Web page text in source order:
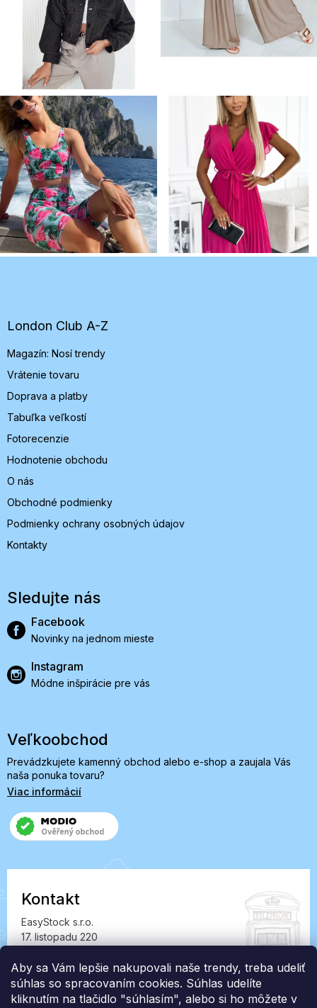
Aby sa Vám lepšie nakupovali naše trendy, treba udeliť
súhlas so spracovaním cookies. Súhlas udelíte
kliknutím na tlačidlo "súhlasím", alebo si ho môžete v
e
London Club A-Z
Magazín: Nosí trendy
Vrátenie tovaru
Doprava a platby
Tabuľka veľkostí
Fotorecenzie
Hodnotenie obchodu
O nás
Obchodné podmienky
Podmienky ochrany osobných údajov
Kontakty
Sledujte nás
Facebook
Novinky na jednom mieste
Instagram
Módne inšpirácie pre vás
Veľkoobchod
Prevádzkujete kamenný obchod alebo e-shop a zaujala Vás
naša ponuka tovaru?
Viac informácií
Kontakt
EasyStock s.r.o.
17. listopadu 220
IČ: 07727402, DIČ: CZ07727402
info@londonclub.sk